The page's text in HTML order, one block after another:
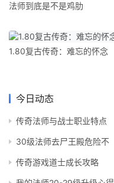
法师到底是不是鸡肋
1.80复古传奇：难忘的怀念
今日动态
传奇法师与战士职业特点
30级法师去尸王殿危险不
传奇游戏道士成长攻略